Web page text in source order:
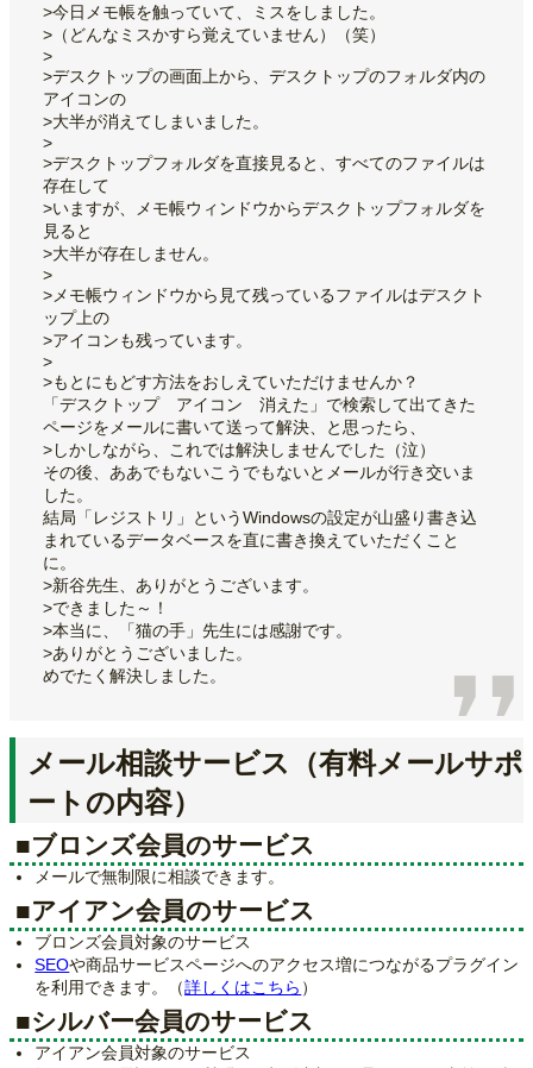
>今日メモ帳を触っていて、ミスをしました。
>（どんなミスかすら覚えていません）（笑）
>
>デスクトップの画面上から、デスクトップのフォルダ内の
アイコンの
>大半が消えてしまいました。
>
>デスクトップフォルダを直接見ると、すべてのファイルは
存在して
>いますが、メモ帳ウィンドウからデスクトップフォルダを
見ると
>大半が存在しません。
>
>メモ帳ウィンドウから見て残っているファイルはデスクト
ップ上の
>アイコンも残っています。
>
>もとにもどす方法をおしえていただけませんか？
「デスクトップ アイコン 消えた」で検索して出てきた
ページをメールに書いて送って解決、と思ったら、
>しかしながら、これでは解決しませんでした（泣）
その後、ああでもないこうでもないとメールが行き交いま
した。
結局「レジストリ」というWindowsの設定が山盛り書き込
まれているデータベースを直に書き換えていただくこと
に。
>新谷先生、ありがとうございます。
>できました～！
>本当に、「猫の手」先生には感謝です。
>ありがとうございました。
めでたく解決しました。
メール相談サービス（有料メールサポ
ートの内容）
■ブロンズ会員のサービス
メールで無制限に相談できます。
■アイアン会員のサービス
ブロンズ会員対象のサービス
SEOや商品サービスページへのアクセス増につながるプラグイン
を利用できます。（詳しくはこちら ）
■シルバー会員のサービス
アイアン会員対象のサービス